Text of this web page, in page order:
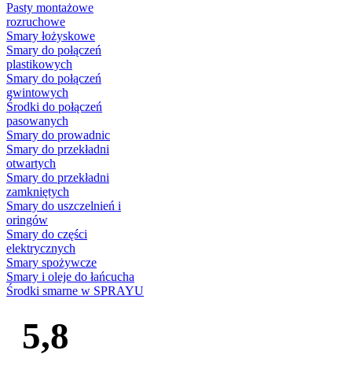
Pasty montażowe
rozruchowe
Smary łożyskowe
Smary do połączeń
plastikowych
Smary do połączeń
gwintowych
Środki do połączeń
pasowanych
Smary do prowadnic
Smary do przekładni
otwartych
Smary do przekładni
zamkniętych
Smary do uszczelnień i
oringów
Smary do części
elektrycznych
Smary spożywcze
Smary i oleje do łańcucha
Środki smarne w SPRAYU
5,8